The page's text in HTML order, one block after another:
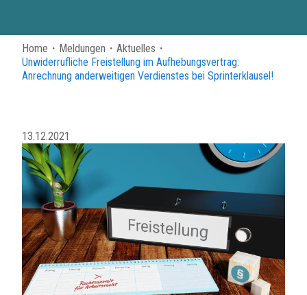
Home ・ Meldungen ・ Aktuelles ・
Unwiderrufliche Freistellung im Aufhebungsvertrag:
Anrechnung anderweitigen Verdienstes bei Sprinterklausel!
13.12.2021